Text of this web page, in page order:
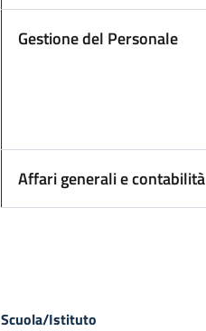
Gestione del Personale
Affari generali e contabilità
Scuola/Istituto